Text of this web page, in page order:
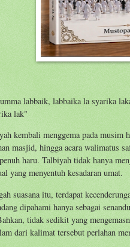
labbaik, labbaika la syarika
lak"
kembali menggema pada
masjid, hingga acara walimatus
haru. Talbiyah tidak hanya
yang menyentuh kesadaran umat.
suasana itu, terdapat
dipahami hanya sebagai
tidak sedikit yang
dari kalimat tersebut perlahan